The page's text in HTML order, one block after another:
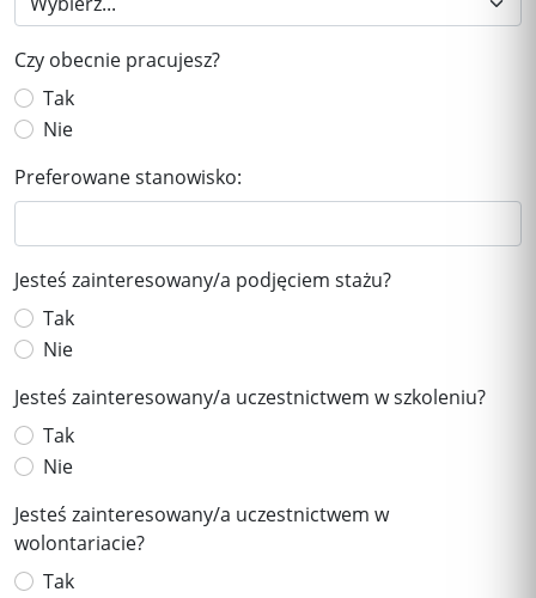
Czy obecnie pracujesz?
Tak
Nie
Preferowane stanowisko:
Jesteś zainteresowany/a podjęciem stażu?
Tak
Nie
Jesteś zainteresowany/a uczestnictwem w szkoleniu?
Tak
Nie
Jesteś zainteresowany/a uczestnictwem w
wolontariacie?
Tak